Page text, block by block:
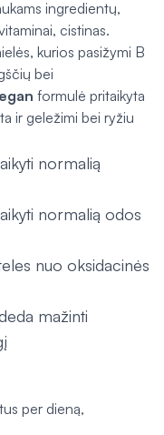
ingredientų,
cistinas.
kurios pasižymi B
bei
formulė pritaikyta
ir geležimi bei ryžiu
normalią
normalią odos
nuo oksidacinės
mažinti
per dieną,